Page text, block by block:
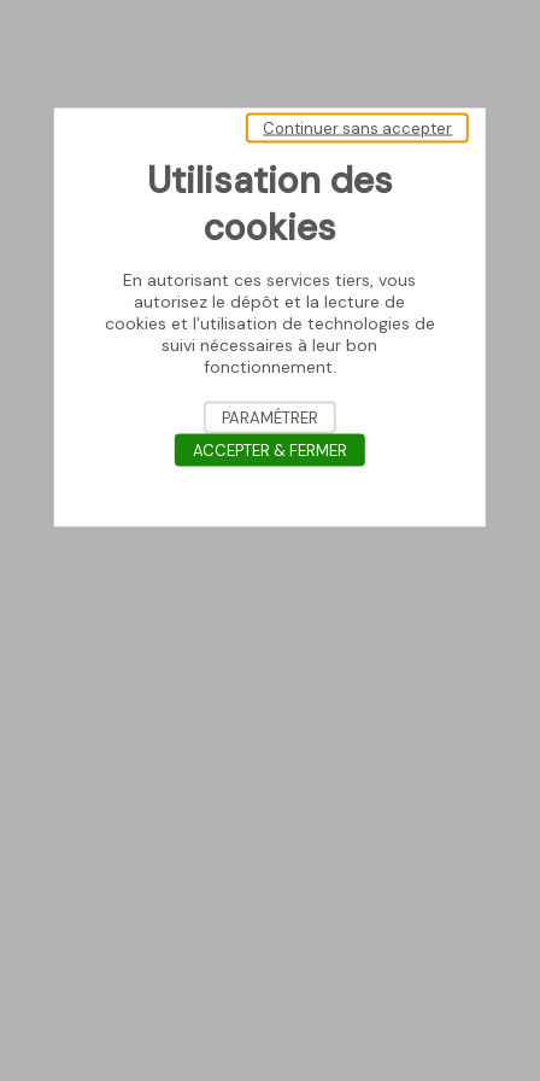
Utilisation des
cookies
En autorisant ces services tiers, vous
autorisez le dépôt et la lecture de
cookies et l'utilisation de technologies de
suivi nécessaires à leur bon
fonctionnement.
Continuer sans accepter
PARAMÉTRER
ACCEPTER & FERMER